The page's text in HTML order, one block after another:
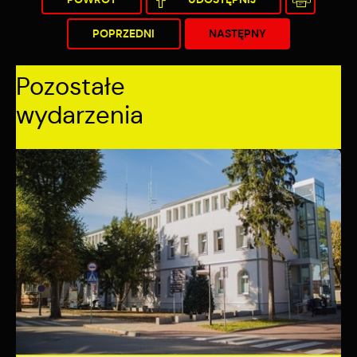
POPRZEDNI NASTĘPNY
Pozostałe
wydarzenia